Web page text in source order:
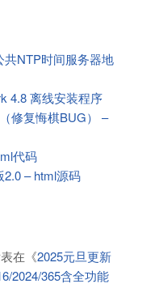
共NTP时间服务器地
4.8 离线安装程序
修复悔棋BUG） –
代码
– html源码
在《2025元旦更新
2024/365含全功能